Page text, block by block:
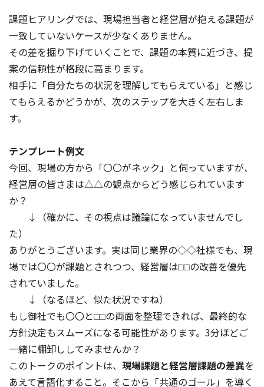
課題ヒアリングでは、現場担当者と経営層が抱える課題が
一致していないケースが少なくありません。
その差を掘り下げていくことで、課題の本質に近づき、提
案の信頼性が格段に高まります。
相手に「自分たちの状況を理解してもらえている」と感じ
てもらえるかどうかが、次のステップを大きく左右しま
す。
テンプレート例文
今回、現場の方から「〇〇がネック」と伺っていますが、
経営層の皆さまは△△の観点からどう感じられています
か？
↓（確かに、その視点は議論になっていませんでし
た）
ありがとうございます。実は同じ業界の◇◇社様でも、現
場では〇〇が課題とされつつ、経営層は⬜︎⬜︎の改善を優先
されていました。
↓（なるほど、似た状況ですね）
もし御社でも〇〇と⬜︎⬜︎の両面を整理できれば、最終的な
方針決定もスムーズになる可能性があります。3分ほどご
一緒に棚卸ししてみませんか？
このトークのポイントは、 現場課題と経営層課題の差異を
あえて言語化すること。そこから「共通のゴール」を導く